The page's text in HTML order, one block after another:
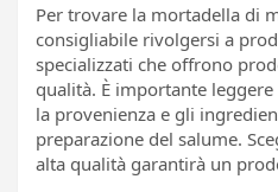
Per trovare la mortadella di
consigliabile rivolgersi a
specializzati che offrono
qualità. È importante
la provenienza e gli
preparazione del salume.
alta qualità garantirà un